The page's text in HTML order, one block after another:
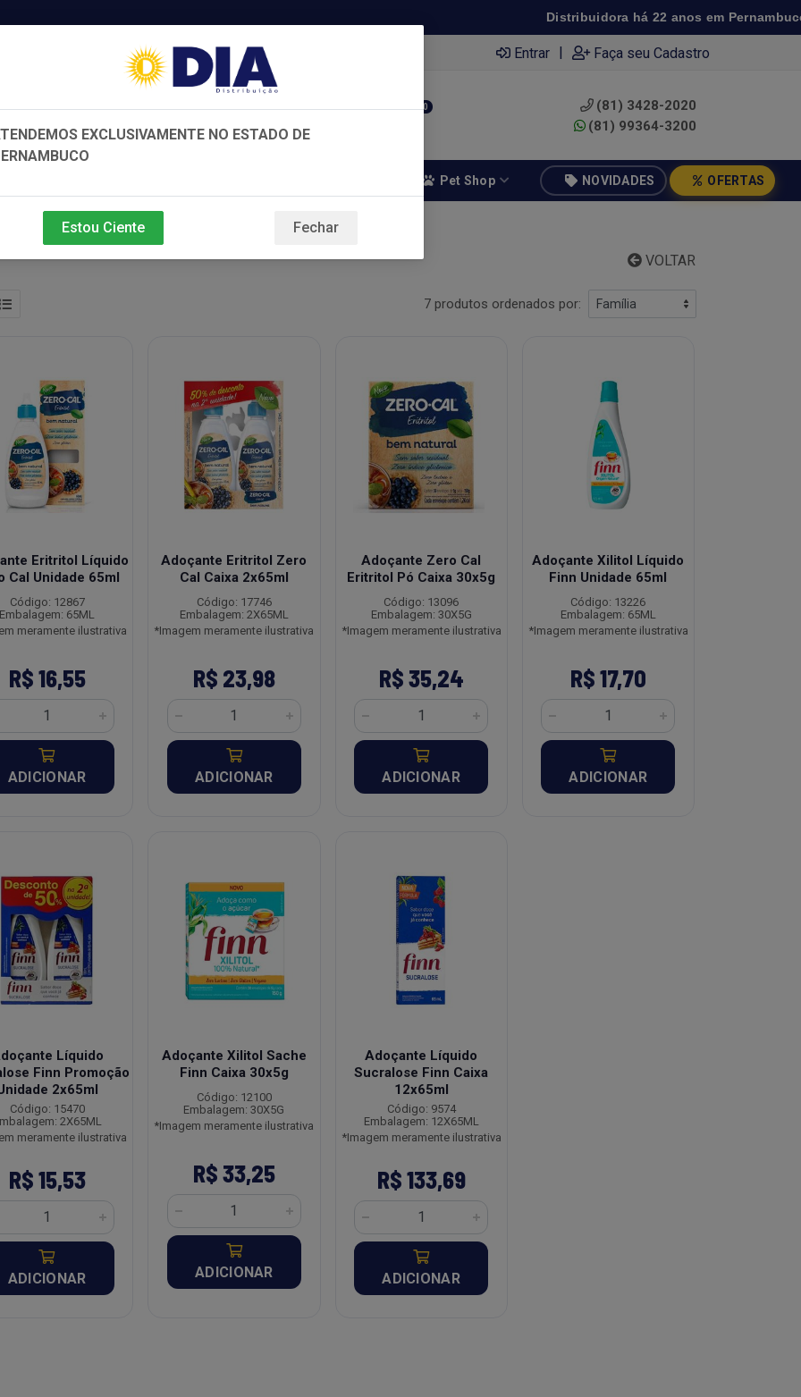
Distribuidora há 22 anos em Pernambuco
Entrar | Faça seu Cadastro
0
(81) 3428-2020
(81) 99364-3200
e Beleza Pet Shop NOVIDADES OFERTAS
VOLTAR
7 produtos ordenados por:
Eritritol Líquido
Cal Unidade 65ml
Código: 12867
Embalagem: 65ML
meramente ilustrativa
R$ 16,55
ADICIONAR
Adoçante Eritritol Zero
Cal Caixa 2x65ml
Código: 17746
Embalagem: 2X65ML
*Imagem meramente ilustrativa
R$ 23,98
ADICIONAR
Adoçante Zero Cal
Eritritol Pó Caixa 30x5g
Código: 13096
Embalagem: 30X5G
*Imagem meramente ilustrativa
R$ 35,24
ADICIONAR
Adoçante Xilitol Líquido
Finn Unidade 65ml
Código: 13226
Embalagem: 65ML
*Imagem meramente ilustrativa
R$ 17,70
ADICIONAR
Líquido
Finn Promoção
2x65ml
Código: 15470
2X65ML
meramente ilustrativa
R$ 15,53
ADICIONAR
Adoçante Xilitol Sache
Finn Caixa 30x5g
Código: 12100
Embalagem: 30X5G
*Imagem meramente ilustrativa
R$ 33,25
ADICIONAR
Adoçante Líquido
Sucralose Finn Caixa
12x65ml
Código: 9574
Embalagem: 12X65ML
*Imagem meramente ilustrativa
R$ 133,69
ADICIONAR
EXCLUSIVAMENTE NO ESTADO DE
Estou Ciente Fechar